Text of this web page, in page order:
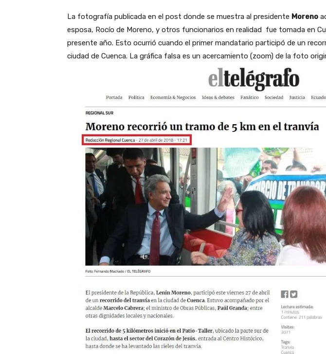
La fotografía publicada en el post donde se muestra al presidente Moreno
esposa, Rocío de Moreno, y otros funcionarios en realidad fue tomada en
presente año. Esto ocurrió cuando el primer mandatario participó de un
ciudad de Cuenca. La gráfica falsa es un acercamiento (zoom) de la foto